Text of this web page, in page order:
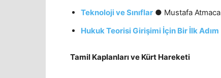
Teknoloji ve Sınıflar ● Mustafa Atmaca
Hukuk Teorisi Girişimi İçin Bir İlk Adım
Tamil Kaplanları ve Kürt Hareketi